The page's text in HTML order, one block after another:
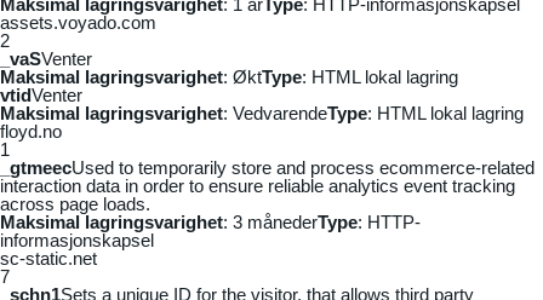
assets.voyado.com
2
_vaSVenter
Maksimal lagringsvarighet: ØktType: HTML lokal lagring
vtidVenter
Maksimal lagringsvarighet: VedvarendeType: HTML lokal lagring
floyd.no
1
_gtmeecUsed to temporarily store and process ecommerce-related
interaction data in order to ensure reliable analytics event tracking
across page loads.
Maksimal lagringsvarighet: 3 månederType: HTTP-
informasjonskapsel
sc-static.net
7
_schn1Sets a unique ID for the visitor, that allows third party